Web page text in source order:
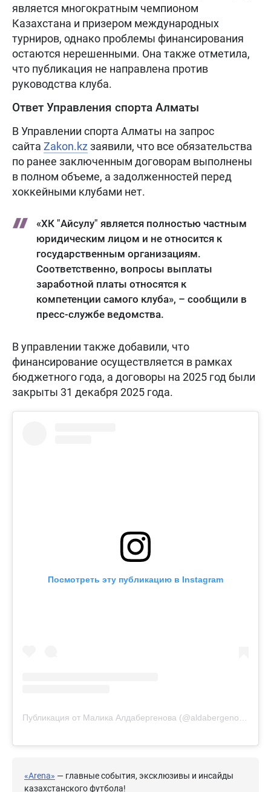
является многократным чемпионом
Казахстана и призером международных
турниров, однако проблемы финансирования
остаются нерешенными. Она также отметила,
что публикация не направлена против
руководства клуба.
Ответ Управления спорта Алматы
В Управлении спорта Алматы на запрос
сайта Zakon.kz заявили, что все обязательства
по ранее заключенным договорам выполнены
в полном объеме, а задолженностей перед
хоккейными клубами нет.
«ХК "Айсулу" является полностью частным
юридическим лицом и не относится к
государственным организациям.
Соответственно, вопросы выплаты
заработной платы относятся к
компетенции самого клуба», – сообщили в
пресс-службе ведомства.
В управлении также добавили, что
финансирование осуществляется в рамках
бюджетного года, а договоры на 2025 год были
закрыты 31 декабря 2025 года.
Посмотреть эту публикацию в Instagram
«Arena» — главные события, эксклюзивы и инсайды
казахстанского футбола!